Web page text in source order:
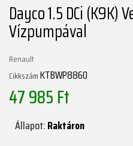
Dayco 1.5 DCi (K9K)
Vízpumpával
Renault
CikkszámKTBWP8860
47 985 Ft
Állapot:Raktáron